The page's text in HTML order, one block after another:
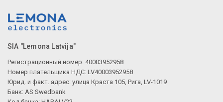
SIA "Lemona Latvija"
Регистрационный номер: 40003952958
Номер плательщика НДС: LV40003952958
Юрид. и факт. адрес: улица Краста 105, Рига, LV-1019
Банк: AS Swedbank